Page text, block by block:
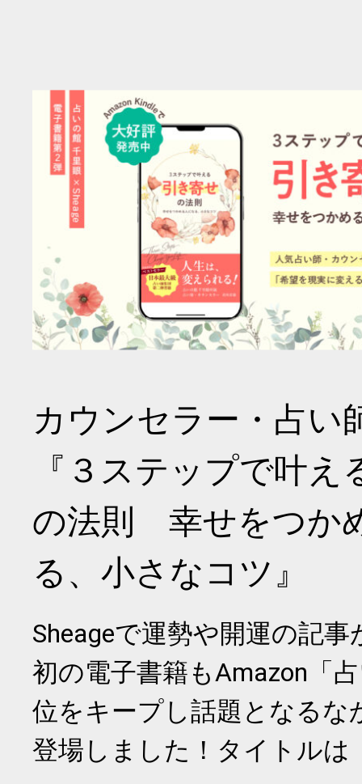
カウンセラー・占い
『３ステップで叶
の法則 幸せをつか
る、小さなコツ』
Sheageで運勢や開運の記
初の電子書籍もAmazon「
位をキープし話題となるな
登場しました！タイトルは